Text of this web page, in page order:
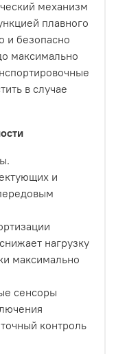
механизм
плавного
и безопасно
максимально
в случае
и
нагрузку
максимально
сенсоры
контроль